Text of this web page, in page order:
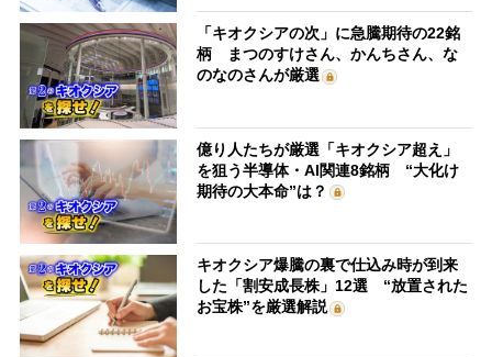
「キオクシアの次」に急騰期待の22銘
柄 まつのすけさん、かんちさん、な
のなのさんが厳選
億り人たちが厳選「キオクシア超え」
を狙う半導体・AI関連8銘柄 “大化け
期待の大本命”は？
キオクシア爆騰の裏で仕込み時が到来
した「割安成長株」12選 “放置された
お宝株”を厳選解説